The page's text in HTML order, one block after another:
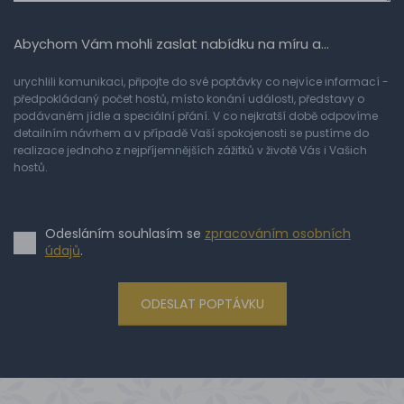
Abychom Vám mohli zaslat nabídku na míru a…
urychlili komunikaci, připojte do své poptávky co nejvíce informací -
předpokládaný počet hostů, místo konání události, představy o
podávaném jídle a speciální přání. V co nejkratší době odpovíme
detailním návrhem a v případě Vaší spokojenosti se pustíme do
realizace jednoho z nejpříjemnějších zážitků v životě Vás i Vašich
hostů.
Odesláním souhlasím se zpracováním osobních
údajů.
ODESLAT POPTÁVKU